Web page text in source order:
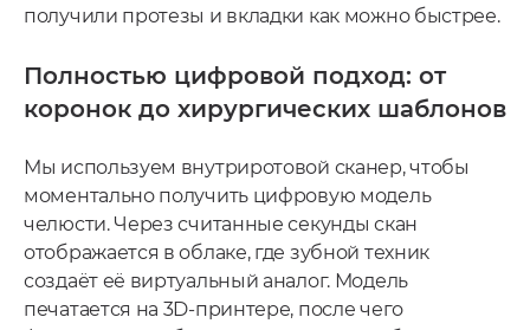
получили протезы и вкладки как можно быстрее.
Полностью цифровой подход: от
коронок до хирургических шаблонов
Мы используем внутриротовой сканер, чтобы
моментально получить цифровую модель
челюсти. Через считанные секунды скан
отображается в облаке, где зубной техник
создаёт её виртуальный аналог. Модель
печатается на 3D-принтере, после чего